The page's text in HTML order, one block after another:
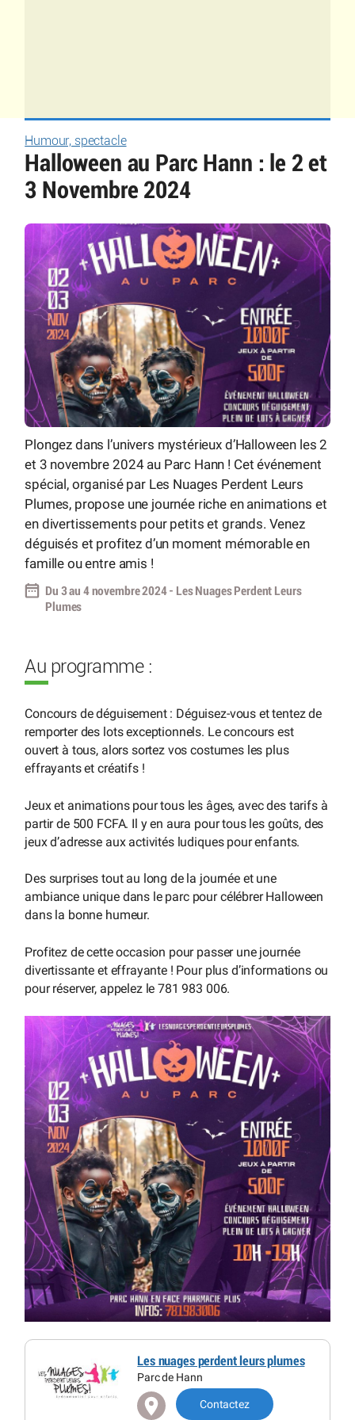
Humour, spectacle
Halloween au Parc Hann : le 2 et
3 Novembre 2024
Plongez dans l’univers mystérieux d’Halloween les 2
et 3 novembre 2024 au Parc Hann ! Cet événement
spécial, organisé par Les Nuages Perdent Leurs
Plumes, propose une journée riche en animations et
en divertissements pour petits et grands. Venez
déguisés et profitez d’un moment mémorable en
famille ou entre amis !
Du 3 au 4 novembre 2024 - Les Nuages Perdent Leurs
Plumes
Au programme :
Concours de déguisement : Déguisez-vous et tentez de
remporter des lots exceptionnels. Le concours est
ouvert à tous, alors sortez vos costumes les plus
effrayants et créatifs !
Jeux et animations pour tous les âges, avec des tarifs à
partir de 500 FCFA. Il y en aura pour tous les goûts, des
jeux d’adresse aux activités ludiques pour enfants.
Des surprises tout au long de la journée et une
ambiance unique dans le parc pour célébrer Halloween
dans la bonne humeur.
Profitez de cette occasion pour passer une journée
divertissante et effrayante ! Pour plus d’informations ou
pour réserver, appelez le 781 983 006.
Les nuages perdent leurs plumes
Parc de Hann
Contactez